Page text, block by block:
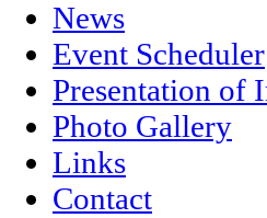
News
Event Scheduler
Presentation of
Photo Gallery
Links
Contact